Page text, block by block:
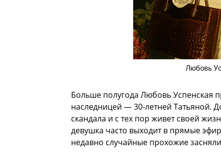
Любовь
Больше полугода Любовь Успенская
наследницей — 30-летней Татьяной.
скандала и с тех пор живет своей
девушка часто выходит в прямые
недавно случайные прохожие